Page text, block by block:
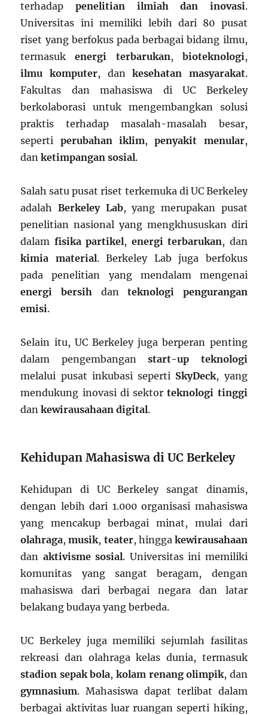
terhadap penelitian ilmiah dan inovasi.
Universitas ini memiliki lebih dari 80 pusat
riset yang berfokus pada berbagai bidang ilmu,
termasukenergi terbarukan, bioteknologi,
ilmu komputer, dankesehatan masyarakat.
Fakultas dan mahasiswa di UC Berkeley
berkolaborasi untuk mengembangkan solusi
praktis terhadap masalah-masalah besar,
seperti perubahan iklim,penyakit menular,
danketimpangan sosial.
Salah satu pusat riset terkemuka di UC Berkeley
adalahBerkeley Lab, yang merupakan pusat
penelitian nasional yang mengkhususkan diri
dalam fisika partikel, energi terbarukan, dan
kimia material. Berkeley Lab juga berfokus
pada penelitian yang mendalam mengenai
energi bersihdanteknologi pengurangan
emisi.
Selain itu, UC Berkeley juga berperan penting
dalam pengembanganstart-up teknologi
melalui pusat inkubasi seperti SkyDeck, yang
mendukung inovasi di sektorteknologi tinggi
dankewirausahaan digital.
Kehidupan Mahasiswa di UC Berkeley
Kehidupan di UC Berkeley sangat dinamis,
dengan lebih dari 1.000 organisasi mahasiswa
yang mencakup berbagai minat, mulai dari
olahraga,musik, teater, hingga kewirausahaan
dan aktivisme sosial. Universitas ini memiliki
komunitas yang sangat beragam, dengan
mahasiswa dari berbagai negara dan latar
belakang budaya yang berbeda.
UC Berkeley juga memiliki sejumlah fasilitas
rekreasi dan olahraga kelas dunia, termasuk
stadion sepak bola, kolam renang olimpik, dan
gymnasium. Mahasiswa dapat terlibat dalam
berbagai aktivitas luar ruangan seperti hiking,